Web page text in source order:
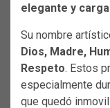
elegante y
Su nombre
Dios, Madre,
Respeto. Estos
especialmente
que quedó